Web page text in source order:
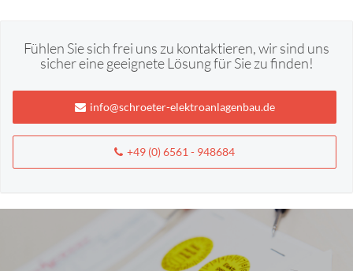
Fühlen Sie sich frei uns zu kontaktieren, wir sind uns
sicher eine geeignete Lösung für Sie zu finden!
info@schroeter-elektroanlagenbau.de
+49 (0) 6561 - 948684